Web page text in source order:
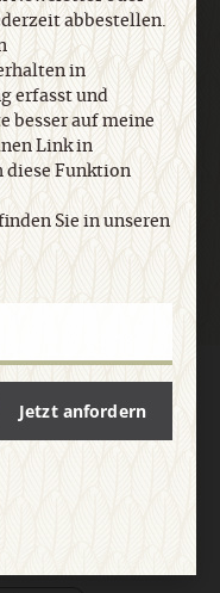
abbestellen.
in
erfasst und
besser auf meine
Link in
diese Funktion
Sie in unseren
Jetzt anfordern